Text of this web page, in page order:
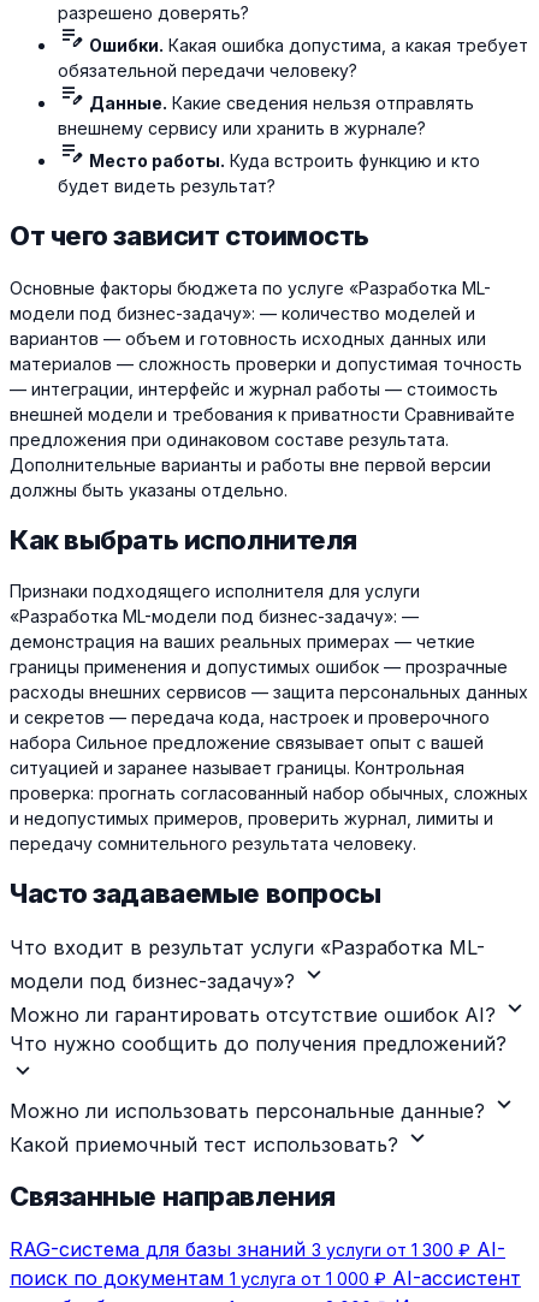
разрешено доверять?
edit_note Ошибки. Какая ошибка допустима, а какая требует
обязательной передачи человеку?
edit_note Данные. Какие сведения нельзя отправлять
внешнему сервису или хранить в журнале?
edit_note Место работы. Куда встроить функцию и кто
будет видеть результат?
От чего зависит стоимость
Основные факторы бюджета по услуге «Разработка ML-
модели под бизнес-задачу»: — количество моделей и
вариантов — объем и готовность исходных данных или
материалов — сложность проверки и допустимая точность
— интеграции, интерфейс и журнал работы — стоимость
внешней модели и требования к приватности Сравнивайте
предложения при одинаковом составе результата.
Дополнительные варианты и работы вне первой версии
должны быть указаны отдельно.
Как выбрать исполнителя
Признаки подходящего исполнителя для услуги
«Разработка ML-модели под бизнес-задачу»: —
демонстрация на ваших реальных примерах — четкие
границы применения и допустимых ошибок — прозрачные
расходы внешних сервисов — защита персональных данных
и секретов — передача кода, настроек и проверочного
набора Сильное предложение связывает опыт с вашей
ситуацией и заранее называет границы. Контрольная
проверка: прогнать согласованный набор обычных, сложных
и недопустимых примеров, проверить журнал, лимиты и
передачу сомнительного результата человеку.
Часто задаваемые вопросы
Что входит в результат услуги «Разработка ML-
модели под бизнес-задачу»? expand_more
Можно ли гарантировать отсутствие ошибок AI? expand_more
Что нужно сообщить до получения предложений?
expand_more
Можно ли использовать персональные данные? expand_more
Какой приемочный тест использовать? expand_more
Связанные направления
RAG-система для базы знаний 3 услуги от 1 300 ₽ AI-
поиск по документам 1 услуга от 1 000 ₽ AI-ассистент